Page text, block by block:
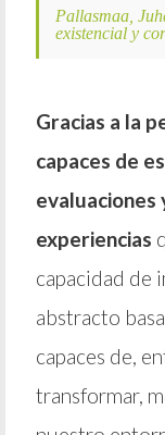
Pallasmaa,
existencial y
Gracias a la
capaces de
evaluaciones
experiencias
capacidad de
abstracto
capaces de,
transformar,